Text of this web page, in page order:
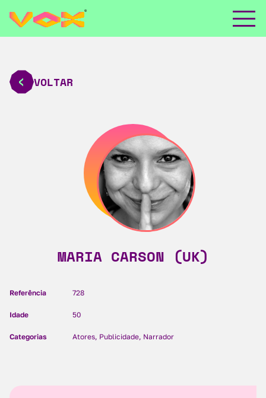
VOLTAR
MARIA CARSON (UK)
Referência 728
Idade 50
Categorias Atores, Publicidade, Narrador